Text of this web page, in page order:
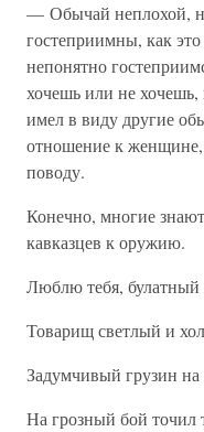
— Обычай неплохой,
гостеприимны, как
непонятно
хочешь или не
имел в виду другие
отношение к женщине,
поводу.
Конечно, многие
кавказцев к оружию.
Люблю тебя,
Товарищ светлый и
Задумчивый грузин на
На грозный бой точил